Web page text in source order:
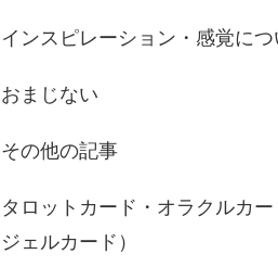
インスピレーション・感覚につ
おまじない
その他の記事
タロットカード・オラクルカ
ジェルカード）